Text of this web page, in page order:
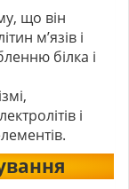
що він
м’язів і
білка і
і